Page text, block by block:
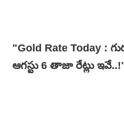
"Gold Rate Today :
ఆగస్టు 6 తాజా రేట్లు